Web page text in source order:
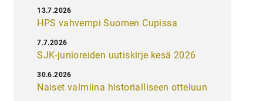
HPS vahvempi Suomen Cupissa
13.7.2026
SJK-junioreiden uutiskirje kesä 2026
7.7.2026
Naiset valmiina historialliseen otteluun
30.6.2026